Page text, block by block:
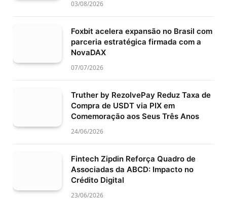
03/08/2026
Foxbit acelera expansão no Brasil com
parceria estratégica firmada com a
NovaDAX
07/07/2026
Truther by RezolvePay Reduz Taxa de
Compra de USDT via PIX em
Comemoração aos Seus Três Anos
24/06/2026
Fintech Zipdin Reforça Quadro de
Associadas da ABCD: Impacto no
Crédito Digital
23/06/2026